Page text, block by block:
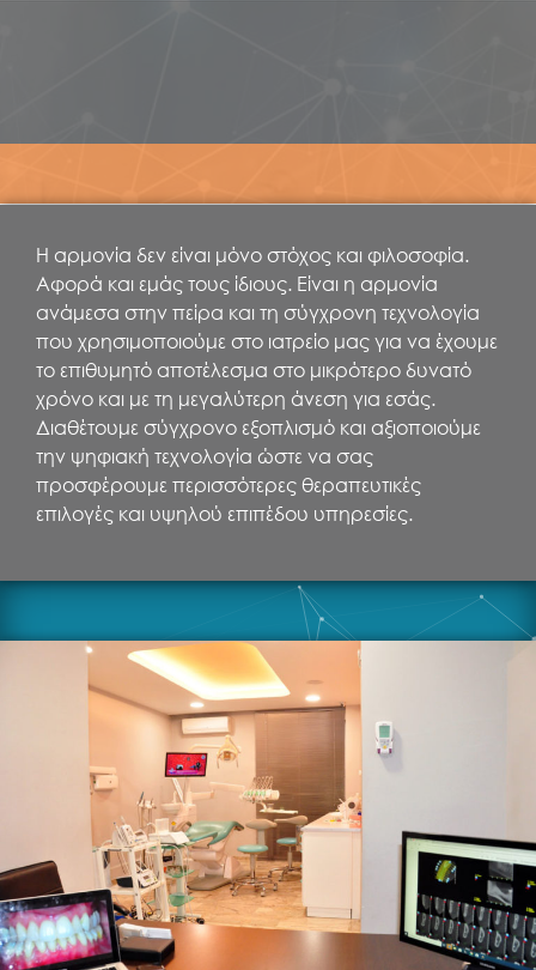
Η αρμονία δεν είναι μόνο στόχος και φιλοσοφία.
Αφορά και εμάς τους ίδιους. Είναι η αρμονία
ανάμεσα στην πείρα και τη σύγχρονη τεχνολογία
που χρησιμοποιούμε στο ιατρείο μας για να έχουμε
το επιθυμητό αποτέλεσμα στο μικρότερο δυνατό
χρόνο και με τη μεγαλύτερη άνεση για εσάς.
Διαθέτουμε σύγχρονο εξοπλισμό και αξιοποιούμε
την ψηφιακή τεχνολογία ώστε να σας
προσφέρουμε περισσότερες θεραπευτικές
επιλογές και υψηλού επιπέδου υπηρεσίες.